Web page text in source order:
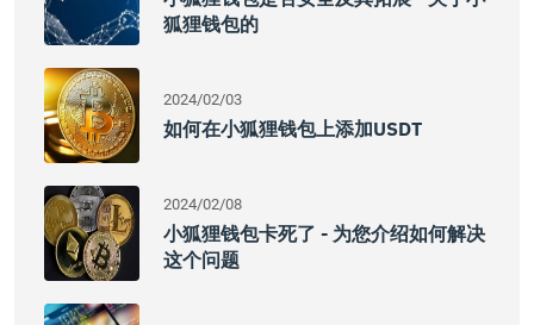
狐狸钱包的
2024/02/03
如何在小狐狸钱包上添加USDT
2024/02/08
小狐狸钱包卡死了 - 为您介绍如何解决
这个问题